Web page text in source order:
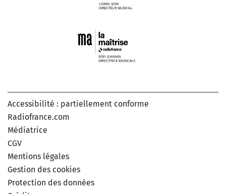
Accessibilité : partiellement conforme
Radiofrance.com
Médiatrice
CGV
Mentions légales
Gestion des cookies
Protection des données